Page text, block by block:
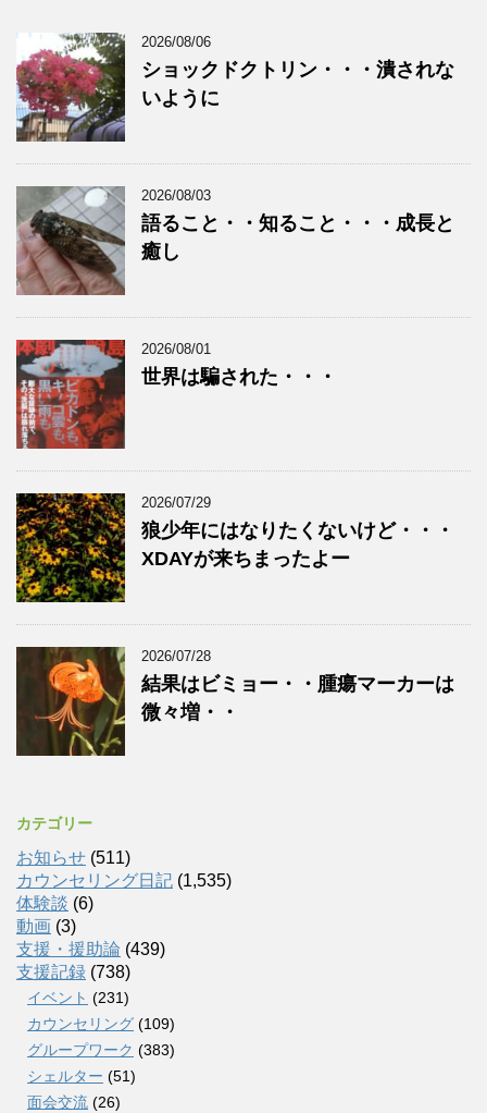
2026/08/06
ショックドクトリン・・・潰されな
いように
2026/08/03
語ること・・知ること・・・成長と
癒し
2026/08/01
世界は騙された・・・
2026/07/29
狼少年にはなりたくないけど・・・
XDAYが来ちまったよー
2026/07/28
結果はビミョー・・腫瘍マーカーは
微々増・・
カテゴリー
お知らせ (511)
カウンセリング日記 (1,535)
体験談 (6)
動画 (3)
支援・援助論 (439)
支援記録 (738)
イベント (231)
カウンセリング (109)
グループワーク (383)
シェルター (51)
面会交流 (26)